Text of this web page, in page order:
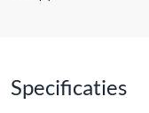
Specificaties